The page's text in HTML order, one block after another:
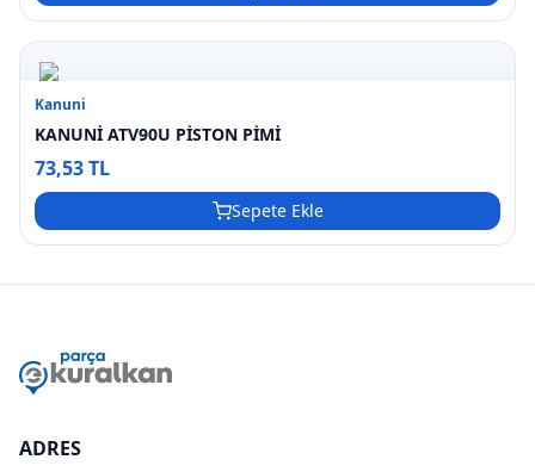
Kanuni
KANUNİ ATV90U PİSTON PİMİ
73,53 TL
Sepete Ekle
ADRES